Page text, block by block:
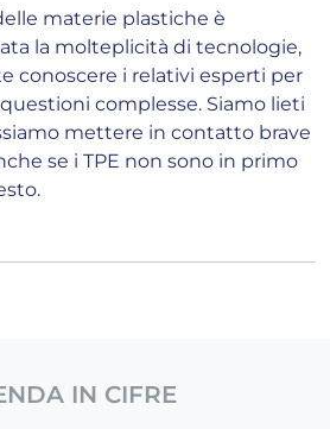
materie plastiche è
la molteplicità di tecnologie,
conoscere i relativi esperti per
complesse. Siamo lieti
mettere in contatto brave
se i TPE non sono in primo
IN CIFRE